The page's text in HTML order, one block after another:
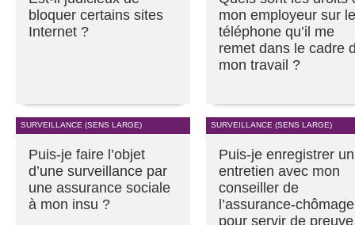
bloquer certains sites
Internet ?
mon employeur sur le
téléphone qu’il me
remet dans le cadre
mon travail ?
SURVEILLANCE (SENS LARGE)
Puis-je faire l’objet
d’une surveillance par
une assurance sociale
à mon insu ?
SURVEILLANCE (SENS LARGE)
Puis-je enregistrer un
entretien avec mon
conseiller de
l’assurance-chômage
pour servir de